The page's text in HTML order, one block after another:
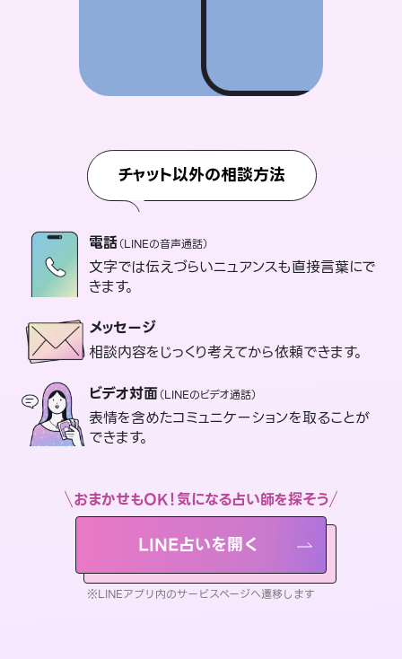
チャット以外の相談方法
電話（LINEの音声通話）
文字では伝えづらいニュアンスも直接言葉にで
きます。
メッセージ
相談内容をじっくり考えてから依頼できます。
ビデオ対面（LINEのビデオ通話）
表情を含めたコミュニケーションを取ることが
できます。
おまかせもOK！気になる占い師を探そう
LINE占いを開く
※LINEアプリ内のサービスページへ遷移します